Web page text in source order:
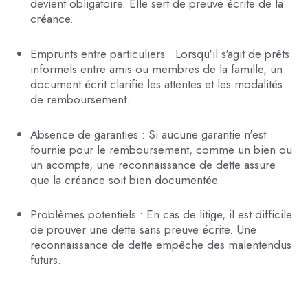
devient obligatoire. Elle sert de preuve écrite de la
créance.
Emprunts entre particuliers : Lorsqu'il s'agit de prêts
informels entre amis ou membres de la famille, un
document écrit clarifie les attentes et les modalités
de remboursement.
Absence de garanties : Si aucune garantie n'est
fournie pour le remboursement, comme un bien ou
un acompte, une reconnaissance de dette assure
que la créance soit bien documentée.
Problèmes potentiels : En cas de litige, il est difficile
de prouver une dette sans preuve écrite. Une
reconnaissance de dette empêche des malentendus
futurs.